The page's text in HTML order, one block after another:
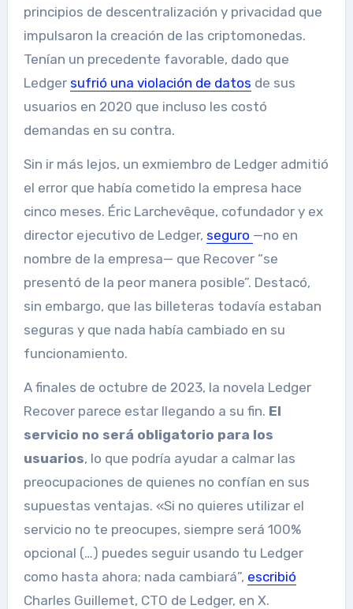
principios de descentralización y privacidad que
impulsaron la creación de las criptomonedas.
Tenían un precedente favorable, dado que
Ledger sufrió una violación de datos de sus
usuarios en 2020 que incluso les costó
demandas en su contra.
Sin ir más lejos, un exmiembro de Ledger admitió
el error que había cometido la empresa hace
cinco meses. Éric Larchevêque, cofundador y ex
director ejecutivo de Ledger, seguro —no en
nombre de la empresa— que Recover “se
presentó de la peor manera posible”. Destacó,
sin embargo, que las billeteras todavía estaban
seguras y que nada había cambiado en su
funcionamiento.
A finales de octubre de 2023, la novela Ledger
Recover parece estar llegando a su fin. El
servicio no será obligatorio para los
usuarios, lo que podría ayudar a calmar las
preocupaciones de quienes no confían en sus
supuestas ventajas. «Si no quieres utilizar el
servicio no te preocupes, siempre será 100%
opcional (…) puedes seguir usando tu Ledger
como hasta ahora; nada cambiará”, escribió
Charles Guillemet, CTO de Ledger, en X.